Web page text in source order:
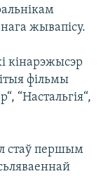
жывапісу.
кінарэжысэр
фільмы
“Настальгія“,
стаў першым